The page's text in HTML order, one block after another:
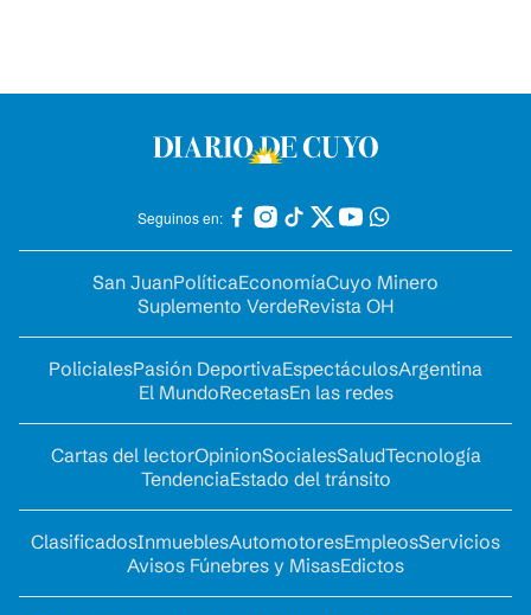
Seguinos en:
San JuanPolíticaEconomíaCuyo Minero
Suplemento VerdeRevista OH
PolicialesPasión DeportivaEspectáculosArgentina
El MundoRecetasEn las redes
Cartas del lectorOpinionSocialesSaludTecnología
TendenciaEstado del tránsito
ClasificadosInmueblesAutomotoresEmpleosServicios
Avisos Fúnebres y MisasEdictos